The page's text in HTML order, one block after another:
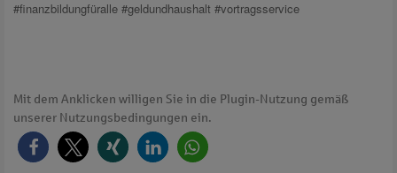
#finanzbildungfüralle #geldundhaushalt #vortragsservice
Mit dem Anklicken willigen Sie in die Plugin-Nutzung gemäß
unserer Nutzungsbedingungen ein.